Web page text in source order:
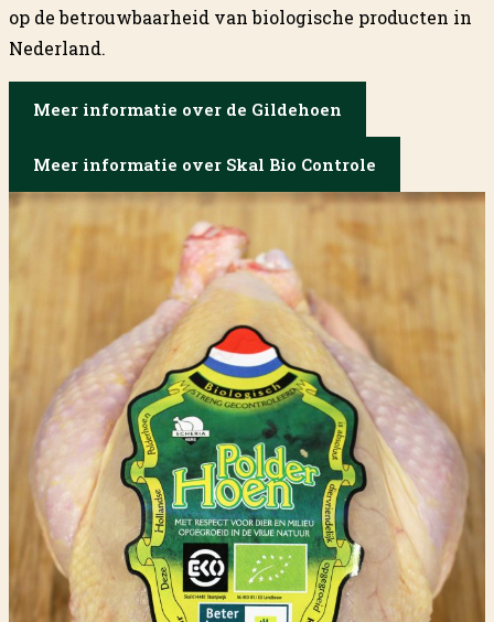
op de betrouwbaarheid van biologische producten in
Nederland.
Meer informatie over de Gildehoen
Meer informatie over Skal Bio Controle